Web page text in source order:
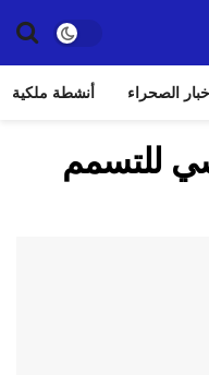
أخبار الصحراء أنشطة ملكية
للتسمم